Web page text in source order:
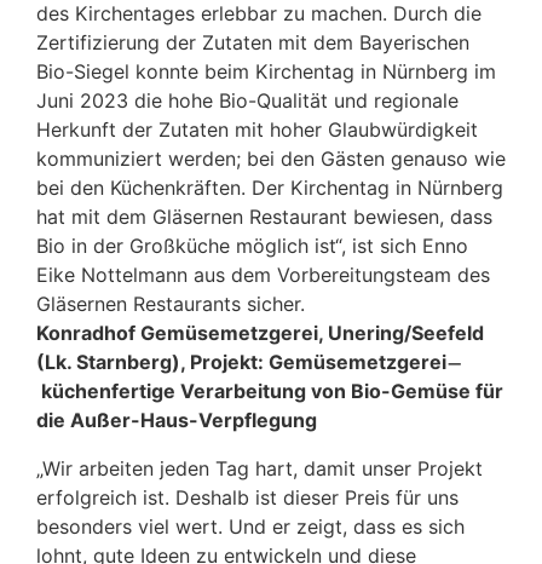
des Kirchentages erlebbar zu machen. Durch die
Zertifizierung der Zutaten mit dem Bayerischen
Bio-Siegel konnte beim Kirchentag in Nürnberg im
Juni 2023 die hohe Bio-Qualität und regionale
Herkunft der Zutaten mit hoher Glaubwürdigkeit
kommuniziert werden; bei den Gästen genauso wie
bei den Küchenkräften. Der Kirchentag in Nürnberg
hat mit dem Gläsernen Restaurant bewiesen, dass
Bio in der Großküche möglich ist“, ist sich Enno
Eike Nottelmann aus dem Vorbereitungsteam des
Gläsernen Restaurants sicher.
Konradhof Gemüsemetzgerei, Unering/Seefeld
(Lk. Starnberg), Projekt: Gemüsemetzgerei ̶
küchenfertige Verarbeitung von Bio-Gemüse für
die Außer-Haus-Verpflegung
„Wir arbeiten jeden Tag hart, damit unser Projekt
erfolgreich ist. Deshalb ist dieser Preis für uns
besonders viel wert. Und er zeigt, dass es sich
lohnt, gute Ideen zu entwickeln und diese